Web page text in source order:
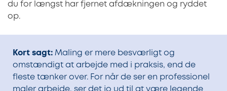
du for længst har fjernet afdækningen og ryddet
op.
Kort sagt: Maling er mere besværligt og
omstændigt at arbejde med i praksis, end de
fleste tænker over. For når de ser en professionel
maler arbejde, ser det jo ud til at være legende